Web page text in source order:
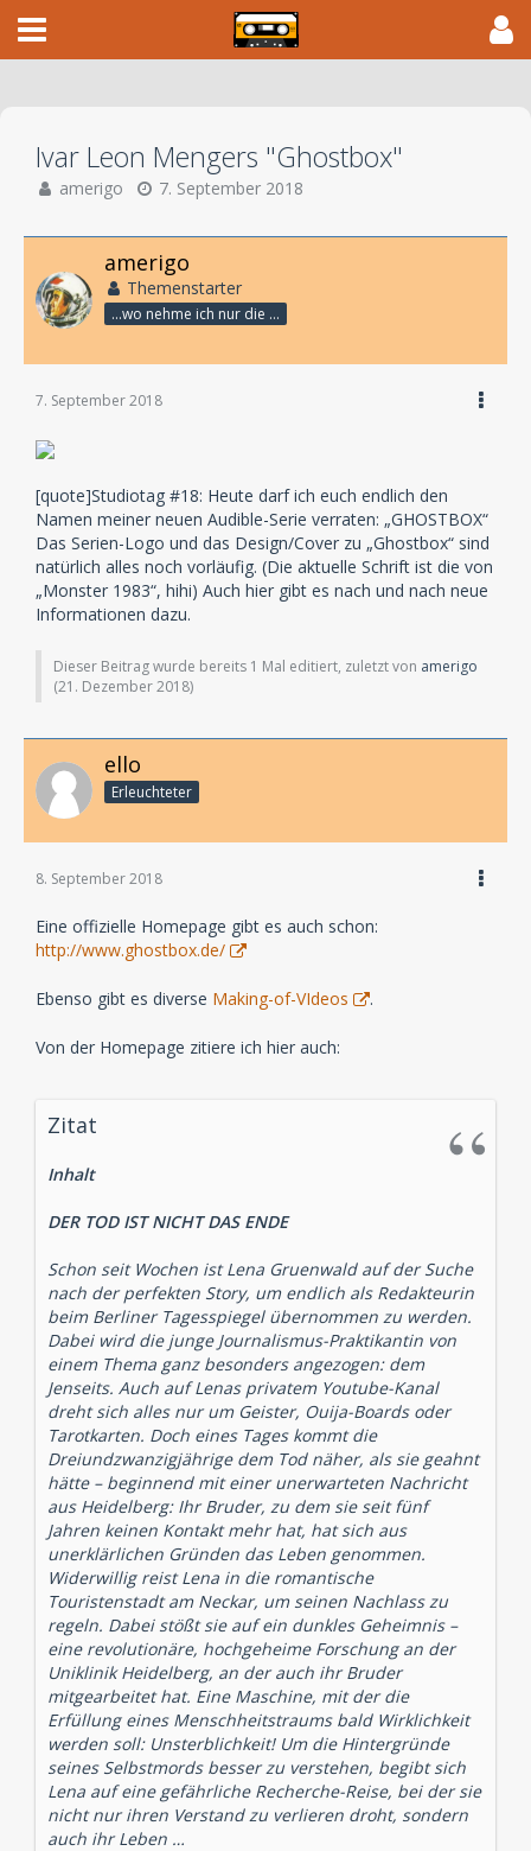
Ivar Leon Mengers "Ghostbox"
amerigo 7. September 2018
amerigo
Themenstarter
...wo nehme ich nur die Zeit her, so vieles nicht zu hören?
7. September 2018
[quote]Studiotag #18: Heute darf ich euch endlich den
Namen meiner neuen Audible-Serie verraten: „GHOSTBOX“
Das Serien-Logo und das Design/Cover zu „Ghostbox“ sind
natürlich alles noch vorläufig. (Die aktuelle Schrift ist die von
„Monster 1983“, hihi) Auch hier gibt es nach und nach neue
Informationen dazu.
Dieser Beitrag wurde bereits 1 Mal editiert, zuletzt von amerigo
(21. Dezember 2018)
ello
Erleuchteter
8. September 2018
Eine offizielle Homepage gibt es auch schon:
http://www.ghostbox.de/
Ebenso gibt es diverse Making-of-VIdeos .
Von der Homepage zitiere ich hier auch:
Zitat
Inhalt
DER TOD IST NICHT DAS ENDE
Schon seit Wochen ist Lena Gruenwald auf der Suche
nach der perfekten Story, um endlich als Redakteurin
beim Berliner Tagesspiegel übernommen zu werden.
Dabei wird die junge Journalismus-Praktikantin von
einem Thema ganz besonders angezogen: dem
Jenseits. Auch auf Lenas privatem Youtube-Kanal
dreht sich alles nur um Geister, Ouija-Boards oder
Tarotkarten. Doch eines Tages kommt die
Dreiundzwanzigjährige dem Tod näher, als sie geahnt
hätte – beginnend mit einer unerwarteten Nachricht
aus Heidelberg: Ihr Bruder, zu dem sie seit fünf
Jahren keinen Kontakt mehr hat, hat sich aus
unerklärlichen Gründen das Leben genommen.
Widerwillig reist Lena in die romantische
Touristenstadt am Neckar, um seinen Nachlass zu
regeln. Dabei stößt sie auf ein dunkles Geheimnis –
eine revolutionäre, hochgeheime Forschung an der
Uniklinik Heidelberg, an der auch ihr Bruder
mitgearbeitet hat. Eine Maschine, mit der die
Erfüllung eines Menschheitstraums bald Wirklichkeit
werden soll: Unsterblichkeit! Um die Hintergründe
seines Selbstmords besser zu verstehen, begibt sich
Lena auf eine gefährliche Recherche-Reise, bei der sie
nicht nur ihren Verstand zu verlieren droht, sondern
auch ihr Leben …